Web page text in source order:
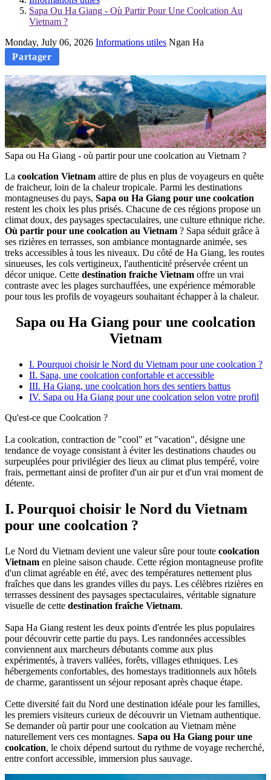
Sapa Ou Ha Giang - Où Partir Pour Une Coolcation Au
Vietnam ?
Monday, July 06, 2026 Informations utiles Ngan Ha
Partager
Sapa ou Ha Giang - où partir pour une coolcation au Vietnam ?
La coolcation Vietnam attire de plus en plus de voyageurs en quête
de fraicheur, loin de la chaleur tropicale. Parmi les destinations
montagneuses du pays, Sapa ou Ha Giang pour une coolcation
restent les choix les plus prisés. Chacune de ces régions propose un
climat doux, des paysages spectaculaires, une culture ethnique riche.
Où partir pour une coolcation au Vietnam ? Sapa séduit grâce à
ses rizières en terrasses, son ambiance montagnarde animée, ses
treks accessibles à tous les niveaux. Du côté de Ha Giang, les routes
sinueuses, les cols vertigineux, l'authenticité préservée créent un
décor unique. Cette destination fraiche Vietnam offre un vrai
contraste avec les plages surchauffées, une expérience mémorable
pour tous les profils de voyageurs souhaitant échapper à la chaleur.
Sapa ou Ha Giang pour une coolcation
Vietnam
I. Pourquoi choisir le Nord du Vietnam pour une coolcation ?
II. Sapa, une coolcation confortable et accessible
III. Ha Giang, une coolcation hors des sentiers battus
IV. Sapa ou Ha Giang pour une coolcation selon votre profil
Qu'est-ce que Coolcation ?
La coolcation, contraction de "cool" et "vacation", désigne une
tendance de voyage consistant à éviter les destinations chaudes ou
surpeuplées pour privilégier des lieux au climat plus tempéré, voire
frais, permettant ainsi de profiter d'un air pur et d'un vrai moment de
détente.
I. Pourquoi choisir le Nord du Vietnam
pour une coolcation ?
Le Nord du Vietnam devient une valeur sûre pour toute coolcation
Vietnam en pleine saison chaude. Cette région montagneuse profite
d'un climat agréable en été, avec des températures nettement plus
fraîches que dans les grandes villes du pays. Les célèbres rizières en
terrasses dessinent des paysages spectaculaires, véritable signature
visuelle de cette destination fraîche Vietnam.
Sapa Ha Giang restent les deux points d'entrée les plus populaires
pour découvrir cette partie du pays. Les randonnées accessibles
conviennent aux marcheurs débutants comme aux plus
expérimentés, à travers vallées, forêts, villages ethniques. Les
hébergements confortables, des homestays traditionnels aux hôtels
de charme, garantissent un séjour reposant après chaque étape.
Cette diversité fait du Nord une destination idéale pour les familles,
les premiers visiteurs curieux de découvrir un Vietnam authentique.
Se demander où partir pour une coolcation au Vietnam mène
naturellement vers ces montagnes. Sapa ou Ha Giang pour une
coolcation, le choix dépend surtout du rythme de voyage recherché,
entre confort accessible, immersion plus sauvage.